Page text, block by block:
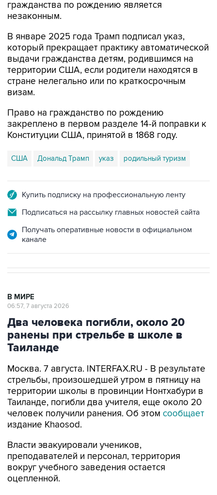
гражданства по рождению является
незаконным.
В январе 2025 года Трамп подписал указ,
который прекращает практику автоматической
выдачи гражданства детям, родившимся на
территории США, если родители находятся в
стране нелегально или по краткосрочным
визам.
Право на гражданство по рождению
закреплено в первом разделе 14-й поправки к
Конституции США, принятой в 1868 году.
США Дональд Трамп указ родильный туризм
Купить подписку на профессиональную ленту
Подписаться на рассылку главных новостей сайта
Получать оперативные новости в официальном
канале
В МИРЕ
06:57, 7 августа 2026
Два человека погибли, около 20
ранены при стрельбе в школе в
Таиланде
Москва. 7 августа. INTERFAX.RU - В результате
стрельбы, произошедшей утром в пятницу на
территории школы в провинции Нонтхабури в
Таиланде, погибли два учителя, еще около 20
человек получили ранения. Об этом сообщает
издание Khaosod.
Власти эвакуировали учеников,
преподавателей и персонал, территория
вокруг учебного заведения остается
оцепленной.